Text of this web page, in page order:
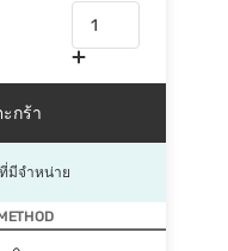
กร้า
มีจำหน่าย